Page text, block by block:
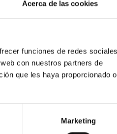
Acerca de las cookies
funciones de redes sociales
con nuestros partners de
que les haya proporcionado o
Marketing